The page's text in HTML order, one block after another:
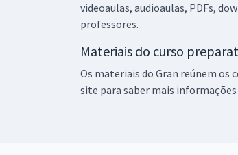
videoaulas, audioaulas, PDFs,
professores.
Materiais do curso
Os materiais do Gran reúnem os
site para saber mais